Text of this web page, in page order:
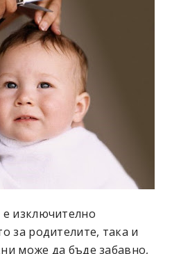
изключително
за родителите, така и
може да бъде забавно,